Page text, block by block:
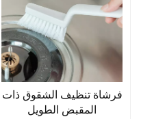
فرشاة تنظيف الشقوق ذات
المقبض الطويل